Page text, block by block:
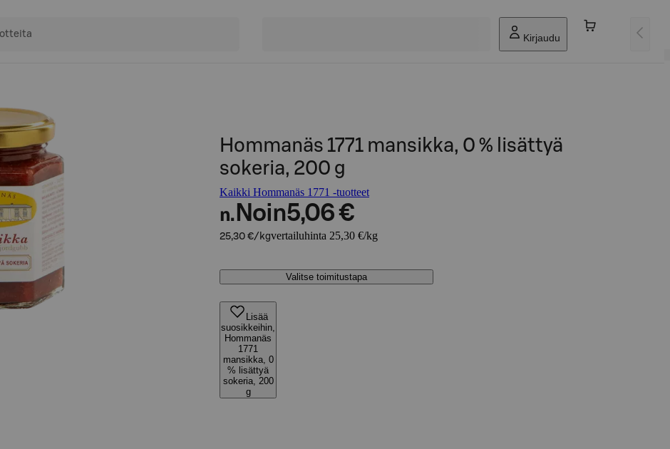
Kirjaudu
Hommanäs 1771 mansikka, 0 % lisättyä
sokeria, 200 g
Kaikki Hommanäs 1771 -tuotteet
n. Noin5,06 €
25,30 €/kgvertailuhinta 25,30 €/kg
Valitse toimitustapa
Lisää
suosikkeihin,
Hommanäs
1771
mansikka, 0
% lisättyä
sokeria, 200
g